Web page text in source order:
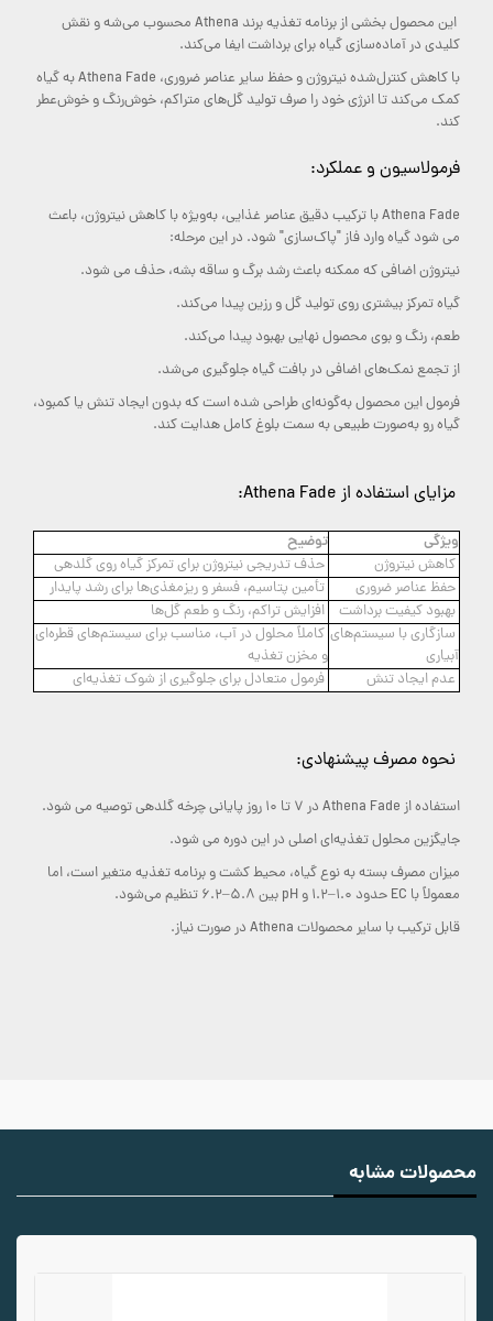
این محصول بخشی از برنامه تغذیه برند Athena محسوب می‌شه و نقش
کلیدی در آماده‌سازی گیاه برای برداشت ایفا می‌کند.
با کاهش کنترل‌شده نیتروژن و حفظ سایر عناصر ضروری، Athena Fade به گیاه
کمک می‌کند تا انرژی خود را صرف تولید گل‌های متراکم، خوش‌رنگ و خوش‌عطر
کند.
فرمولاسیون و عملکرد:
Athena Fade با ترکیب دقیق عناصر غذایی، به‌ویژه با کاهش نیتروژن، باعث
می‌ شود گیاه وارد فاز "پاک‌سازی" شود. در این مرحله:
نیتروژن اضافی که ممکنه باعث رشد برگ و ساقه بشه، حذف می‌ شود.
گیاه تمرکز بیشتری روی تولید گل و رزین پیدا می‌کند.
طعم، رنگ و بوی محصول نهایی بهبود پیدا می‌کند.
از تجمع نمک‌های اضافی در بافت گیاه جلوگیری می‌شد.
فرمول این محصول به‌گونه‌ای طراحی شده است که بدون ایجاد تنش یا کمبود،
گیاه رو به‌صورت طبیعی به سمت بلوغ کامل هدایت کند.
مزایای استفاده از Athena Fade:
ویژگی توضیح
کاهش نیتروژن
حذف تدریجی نیتروژن برای تمرکز گیاه روی گلدهی
حفظ عناصر ضروری
تأمین پتاسیم، فسفر و ریزمغذی‌ها برای رشد پایدار
بهبود کیفیت برداشت
افزایش تراکم، رنگ و طعم گل‌ها
سازگاری با سیستم‌های
آبیاری
کاملاً محلول در آب، مناسب برای سیستم‌های قطره‌ای
و مخزن تغذیه
عدم ایجاد تنش
فرمول متعادل برای جلوگیری از شوک تغذیه‌ای
نحوه مصرف پیشنهادی:
استفاده از Athena Fade در 7 تا 10 روز پایانی چرخه گلدهی توصیه می‌ شود.
جایگزین محلول تغذیه‌ای اصلی در این دوره می‌ شود.
میزان مصرف بسته به نوع گیاه، محیط کشت و برنامه تغذیه متغیر است، اما
معمولاً با EC حدود 1.0–1.2 و pH بین 5.8–6.2 تنظیم می‌شود.
قابل ترکیب با سایر محصولات Athena در صورت نیاز.
محصولات مشابه